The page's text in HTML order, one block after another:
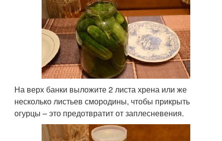
На верх банки выложите 2 листа хрена или же
несколько листьев смородины, чтобы прикрыть
огурцы – это предотвратит от заплесневения.